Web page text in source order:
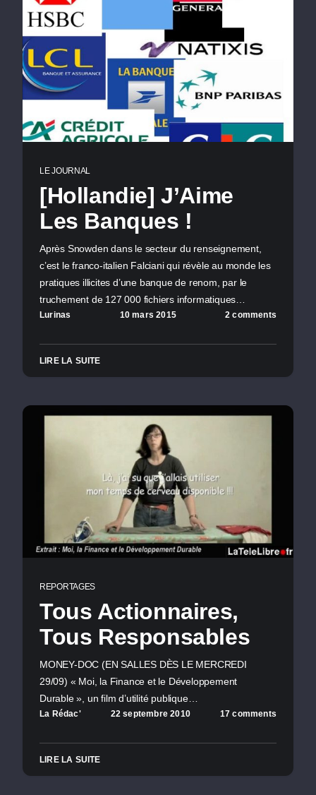
LE JOURNAL
[Hollandie] J’Aime
Les Banques !
Après Snowden dans le secteur du renseignement,
c’est le franco-italien Falciani qui révèle au monde les
pratiques illicites d’une banque de renom, par le
truchement de 127 000 fichiers informatiques…
Lurinas 10 mars 2015 2 comments
LIRE LA SUITE
REPORTAGES
Tous Actionnaires,
Tous Responsables
MONEY-DOC (EN SALLES DÈS LE MERCREDI
29/09) « Moi, la Finance et le Développement
Durable », un film d’utilité publique…
La Rédac' 22 septembre 2010 17 comments
LIRE LA SUITE